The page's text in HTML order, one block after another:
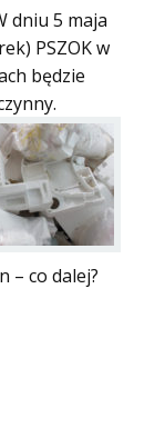
dniu 5 maja
PSZOK w
będzie
– co dalej?